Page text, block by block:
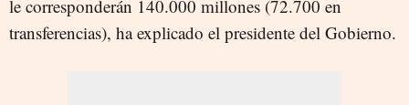
le corresponderán 140.000 millones (72.700 en
transferencias), ha explicado el presidente del Gobierno.